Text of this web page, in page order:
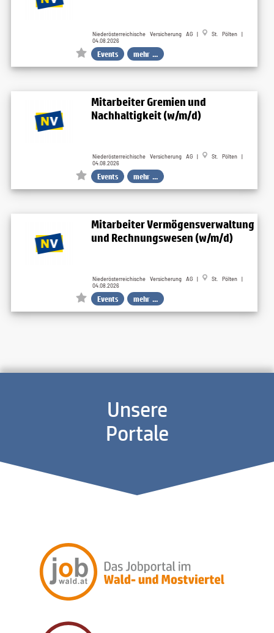
Niederösterreichische Versicherung AG |
St. Pölten |
04.08.2026
Events mehr ...
Mitarbeiter Gremien und
Nachhaltigkeit (w/m/d)
Niederösterreichische Versicherung AG |
St. Pölten |
04.08.2026
Events mehr ...
Mitarbeiter Vermögensverwaltung
und Rechnungswesen (w/m/d)
Niederösterreichische Versicherung AG |
St. Pölten |
04.08.2026
Events mehr ...
Unsere
Portale